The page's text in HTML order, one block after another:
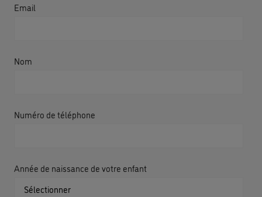
Email
Nom
Numéro de téléphone
Année de naissance de votre enfant